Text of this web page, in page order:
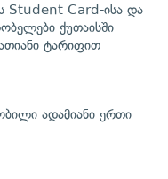
Student Card-ისა და
ქუთაისში
ტარიფით
ადამიანი ერთი